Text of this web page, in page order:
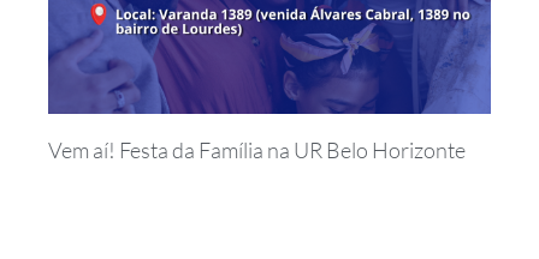
Vem aí! Festa da Família na UR Belo Horizonte